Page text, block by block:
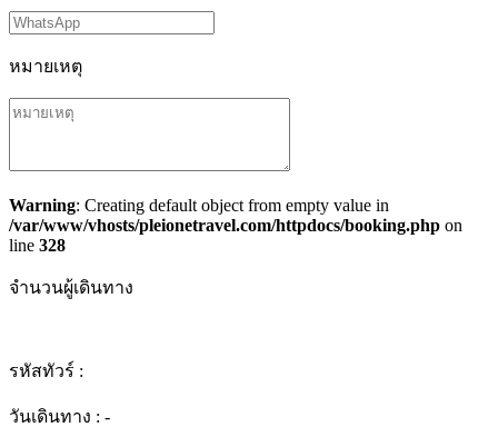
หมายเหตุ
Warning: Creating default object from empty value in
/var/www/vhosts/pleionetravel.com/httpdocs/booking.php on
line 328
จำนวนผู้เดินทาง
รหัสทัวร์ :
วันเดินทาง : -